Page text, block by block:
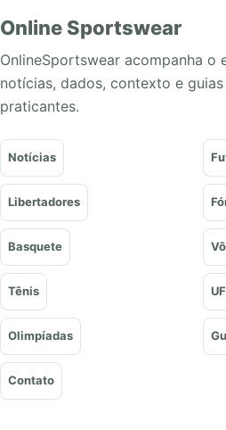
Online Sportswear
OnlineSportswear acompanha o
notícias, dados, contexto e
praticantes.
Notícias
Libertadores
Basquete
Tênis
Olimpíadas
Contato